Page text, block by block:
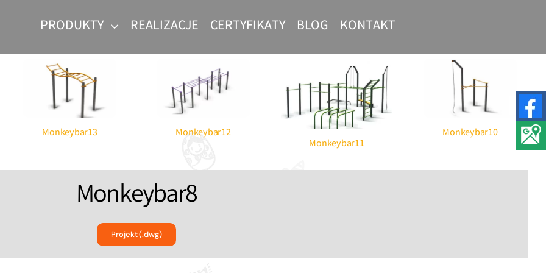
PRODUKTY
Parki linowe dla dzieci
Producent Street
Siłownie plenerowe –
profesjonalne urządzenia
REALIZACJE CERTYFIKATY BLOG KONTAKT
Monkeybar13
Monkeybar12
Monkeybar11
Monkeybar10
Monkeybar8
Projekt (.dwg)